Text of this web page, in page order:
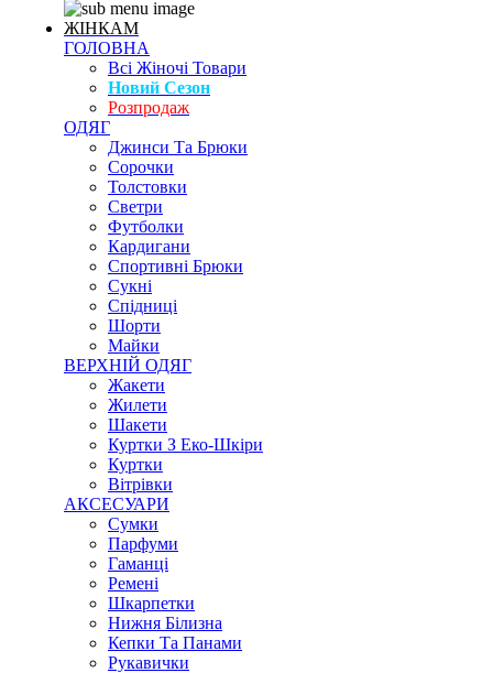
ЖІНКАМ
ГОЛОВНА
Всі Жіночі Товари
Новий Сезон
Розпродаж
ОДЯГ
Джинси Та Брюки
Сорочки
Толстовки
Светри
Футболки
Кардигани
Спортивні Брюки
Сукні
Спідниці
Шорти
Майки
ВЕРХНІЙ ОДЯГ
Жакети
Жилети
Шакети
Куртки З Еко-Шкіри
Куртки
Вітрівки
АКСЕСУАРИ
Сумки
Парфуми
Гаманці
Ремені
Шкарпетки
Нижня Білизна
Кепки Та Панами
Рукавички